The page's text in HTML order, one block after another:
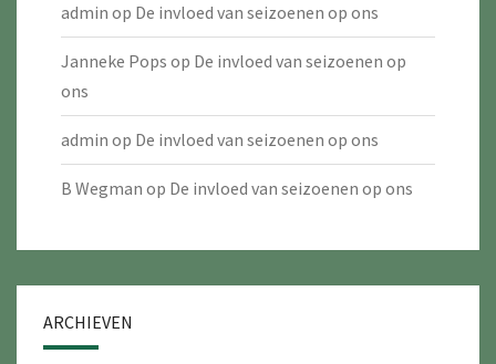
admin op De invloed van seizoenen op ons
Janneke Pops op De invloed van seizoenen op
ons
admin op De invloed van seizoenen op ons
B Wegman op De invloed van seizoenen op ons
ARCHIEVEN